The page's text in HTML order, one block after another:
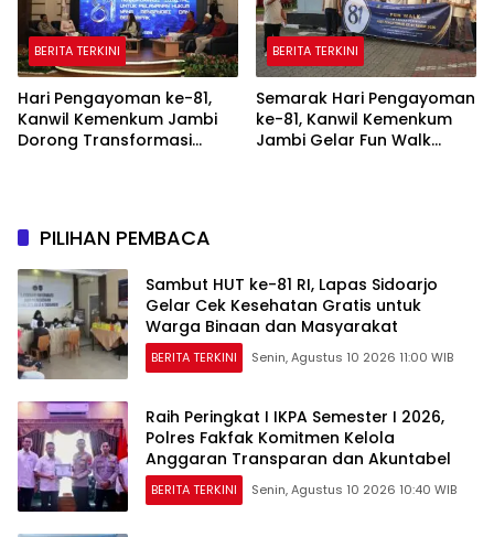
BERITA TERKINI
Hari Pengayoman ke-81,
Kanwil Kemenkum Jambi
Dorong Transformasi
BERITA TERKINI
Semarak Hari Pengayoman
ke-81, Kanwil Kemenkum
Jambi Gelar Fun Walk
PILIHAN PEMBACA
Sambut HUT ke-81 RI, Lapas Sidoarjo
Gelar Cek Kesehatan Gratis untuk
Warga Binaan dan Masyarakat
BERITA TERKINI Senin, Agustus 10 2026 11:00 WIB
Raih Peringkat I IKPA Semester I 2026,
Polres Fakfak Komitmen Kelola
Anggaran Transparan dan Akuntabel
BERITA TERKINI Senin, Agustus 10 2026 10:40 WIB